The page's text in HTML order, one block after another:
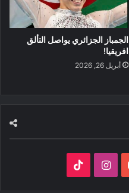
الجمباز الجزائري يواصل التألق
افريقيا!
أبريل 26, 2026
‫YouTubeانستقرام